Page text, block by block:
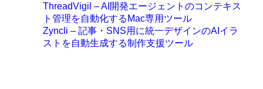
ThreadVigil – AI開発エージェントのコンテキス
ト管理を自動化するMac専用ツール
Zyncli – 記事・SNS用に統一デザインのAIイラ
ストを自動生成する制作支援ツール